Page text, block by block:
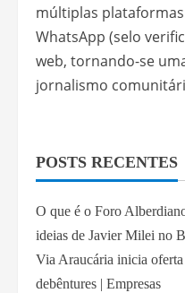
múltiplas
WhatsApp (selo
web, tornando-se
jornalismo
POSTS RECENTES
O que é o Foro
ideias de Javier Milei no
Via Araucária inicia
debêntures | Empresas